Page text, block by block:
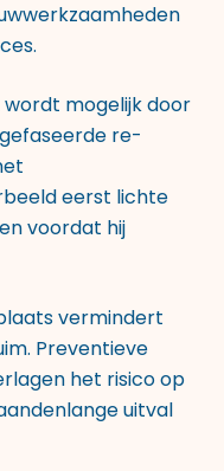
mogelijk door
re-
eerst lichte
voordat hij
vermindert
Preventieve
het risico op
uitval